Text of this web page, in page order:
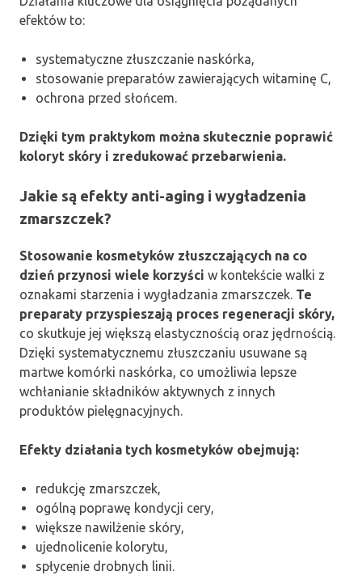
efektów to:
systematyczne złuszczanie naskórka,
stosowanie preparatów zawierających witaminę C,
ochrona przed słońcem.
Dzięki tym praktykom można skutecznie poprawić
koloryt skóry i zredukować przebarwienia.
Jakie są efekty anti-aging i wygładzenia
zmarszczek?
Stosowanie kosmetyków złuszczających na co
dzień przynosi wiele korzyści w kontekście walki z
oznakami starzenia i wygładzania zmarszczek. Te
preparaty przyspieszają proces regeneracji skóry,
co skutkuje jej większą elastycznością oraz jędrnością.
Dzięki systematycznemu złuszczaniu usuwane są
martwe komórki naskórka, co umożliwia lepsze
wchłanianie składników aktywnych z innych
produktów pielęgnacyjnych.
Efekty działania tych kosmetyków obejmują:
redukcję zmarszczek,
ogólną poprawę kondycji cery,
większe nawilżenie skóry,
ujednolicenie kolorytu,
spłycenie drobnych linii.